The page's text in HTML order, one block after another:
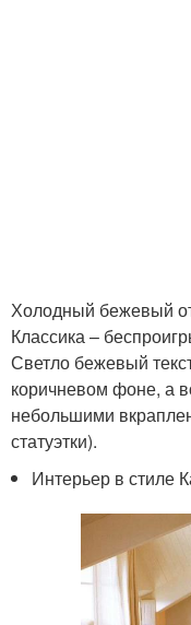
Холодный бежевый
Классика –
Светло бежевый
коричневом фоне, а
небольшими
статуэтки).
Интерьер в стиле